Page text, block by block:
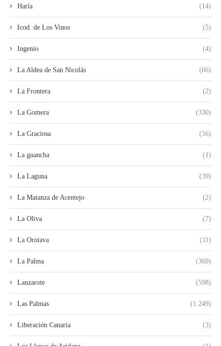
Haría (14)
Icod. de Los Vinos (5)
Ingenio (4)
La Aldea de San Nicolás (66)
La Frontera (2)
La Gomera (330)
La Graciosa (56)
La guancha (1)
La Laguna (39)
La Matanza de Acentejo (2)
La Oliva (7)
La Orotava (11)
La Palma (369)
Lanzarote (598)
Las Palmas (1.249)
Liberación Canaria (3)